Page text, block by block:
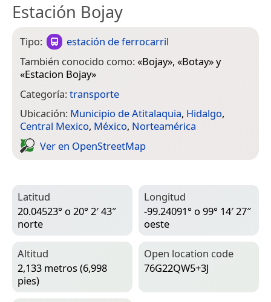
Estación Bojay
Tipo:
estación de ferrocarril
También conocido como:«Bojay», «Botay» y
«Estacion Bojay»
Categoría:transporte
Ubicación: Municipio de Atitalaquia, Hidalgo,
Central Mexico, México, Norteamérica
Ver en Open­Street­Map
Latitud
20.04523° o 20° 2′ 43″
norte
Longitud
-99.24091° o 99° 14′ 27″
oeste
Altitud
2,133 metros (6,998
pies)
Open location code
76G22QW5+3J